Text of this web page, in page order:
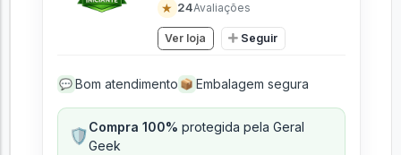
★ 24Avaliações
Ver loja Seguir
💬 Bom atendimento 📦 Embalagem segura
🛡️Compra 100% protegida pela Geral
Geek